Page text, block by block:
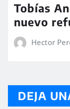
Tobías
nuevo
Hector
DEJA